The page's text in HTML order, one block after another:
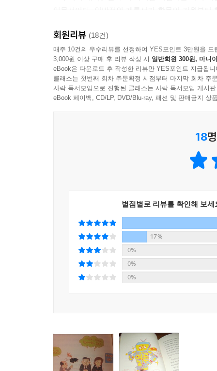
입문서이다. 일반적인 개론서가 학문의 기원부
탐구심이 왕성해지는 청소년기에 다양한 학문을
주는 책이다.
본문은 각각의 학문에 대해 청소년들이 궁금해
구성됐다. 3부로 이루어진 각 권은 1부에서 학문
학자나 전문가들을 소개해 학문을 펼치는 활약상
이번에 처음 출간된 세 권 중 1권 『남친의 마
문화를 통해 세상을 이해하는 방법을 알려 주
인문학적 호기심과 지적 탐구심을 북돋워 주는 구성
「주니어 대학」 시리즈의 각 권은 3부로 구성된
통해 소개한다. 역사적인 실험이나 일상생활
자극한다. 어렵지 않고 친근하게 서술된 글이 독
업적을 소개한다. 심리학을 대표하는 프로이드
카를 폰 오시에츠키, 오리아나 팔라치 같은 언론
「주니어 대학」 시리즈는 각 학문을 전공한
그중에서도 특히 청소년들과 부모님들 사이에서
회원리뷰 (18건)
매주 10건의 우수리뷰를 선정하여 YES포인트 3만원을 드
3,000원 이상 구매 후 리뷰 작성 시 일반회원 300원, 마니
eBook은 다운로드 후 작성한 리뷰만 YES포인트 지급됩니
클래스는 첫번째 회차 주문확정 시점부터 마지막 회차 주
사락 독서모임으로 진행된 클래스는 사락 독서모임 게시
eBook 페이백, CD/LP, DVD/Blu-ray, 패션 및 판매금지 상
18
별점별로 리뷰를 확인해 보세
17%
0%
0%
0%